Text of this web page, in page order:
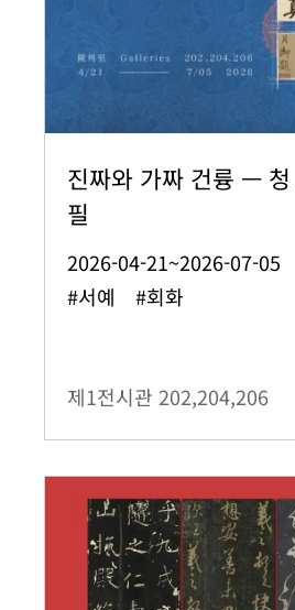
진짜와 가짜 건륭 —
필
2026-04-21~2026-07-05
#서예 #회화
제1전시관 202,204,206